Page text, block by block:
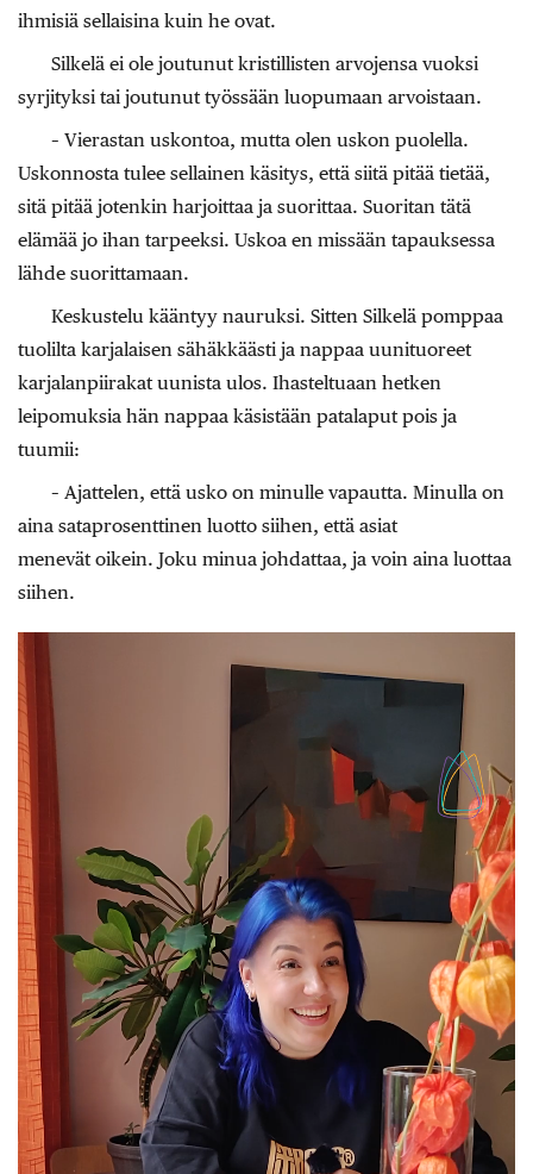
ihmisiä sellaisina kuin he ovat.
Silkelä ei ole joutunut kristillisten arvojensa vuoksi
syrjityksi tai joutunut työssään luopumaan arvoistaan.
– Vierastan uskontoa, mutta olen uskon puolella.
Uskonnosta tulee sellainen käsitys, että siitä pitää tietää,
sitä pitää jotenkin harjoittaa ja suorittaa. Suoritan tätä
elämää jo ihan tarpeeksi. Uskoa en missään tapauksessa
lähde suorittamaan.
Keskustelu kääntyy nauruksi. Sitten Silkelä pomppaa
tuolilta karjalaisen sähäkkäästi ja nappaa uunituoreet
karjalanpiirakat uunista ulos. Ihasteltuaan hetken
leipomuksia hän nappaa käsistään patalaput pois ja
tuumii:
– Ajattelen, että usko on minulle vapautta. Minulla on
aina sataprosenttinen luotto siihen, että asiat
menevät oikein. Joku minua johdattaa, ja voin aina luottaa
siihen.